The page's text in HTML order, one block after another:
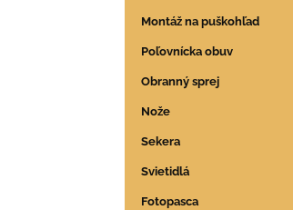
Montáž na puškohľad
Poľovnícka obuv
Obranný sprej
Nože
Sekera
Svietidlá
Fotopasca